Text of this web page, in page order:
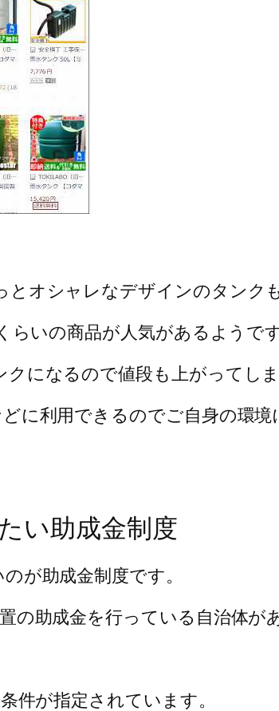
オシャレなデザインのタンク
いの商品が人気があるようです
になるので値段も上がってしま
に利用できるのでご自身の環
い助成金制度
が助成金制度です。
の助成金を行っている自治体が
件が指定されています。